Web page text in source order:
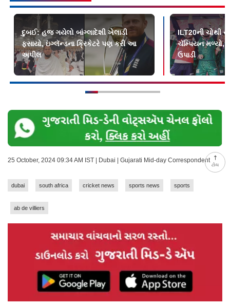
ટોચ
દુબઈ: હજ ગયેલો બાંગ્લાદેશી ખેલાડી
ફસાયો, ઇંગ્લૅન્ડના ક્રિકેટરે પણ કરી આ
અપીલ
ILT20ની ચોથી
ચૅમ્પિયન મળ્યો,
ઉપાડી
25 October, 2024 09:34 AM IST | Dubai | Gujarati Mid-day Correspondent
dubai south africa cricket news sports news sports
ab de villiers